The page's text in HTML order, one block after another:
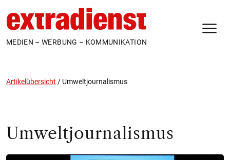
MEDIEN – WERBUNG – KOMMUNIKATION
Artikelübersicht / Umweltjournalismus
Umweltjournalismus